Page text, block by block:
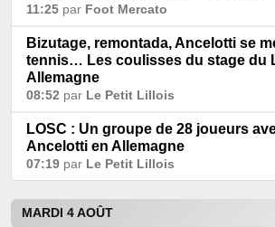
11:25 par Foot Mercato
Bizutage, remontada, Ancelotti se
tennis… Les coulisses du stage du
Allemagne
08:52 par Le Petit Lillois
LOSC : Un groupe de 28 joueurs
Ancelotti en Allemagne
07:19 par Le Petit Lillois
MARDI 4 AOÛT